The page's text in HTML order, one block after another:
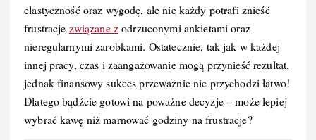
elastyczność oraz wygodę, ale nie każdy potrafi znieść
frustracje związane zodrzuconymi ankietami oraz
nieregularnymi zarobkami. Ostatecznie, tak jak w każdej
innej pracy, czas i zaangażowanie mogą przynieść rezultat,
jednak finansowy sukces przeważnie nie przychodzi łatwo!
Dlatego bądźcie gotowi na poważne decyzje – może lepiej
wybrać kawę niż marnować godziny na frustracje?